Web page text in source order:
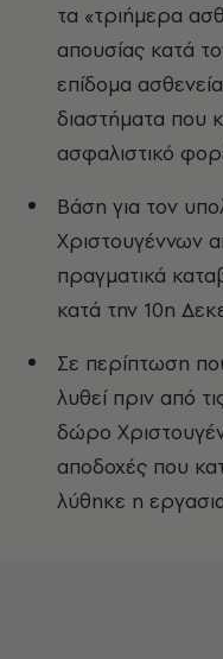
τα «τριήμερα
απουσίας κατά
επίδομα
διαστήματα που
ασφαλιστικό
Βάση για τον
Χριστουγέννων
πραγματικά
κατά την 10η
Σε περίπτωση
λυθεί πριν από
δώρο
αποδοχές που
λύθηκε η